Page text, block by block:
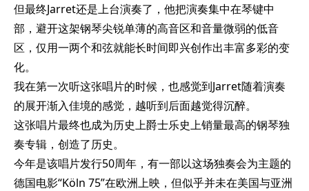
但最终Jarret还是上台演奏了，他把演奏集中在琴键中
部，避开这架钢琴尖锐单薄的高音区和音量微弱的低音
区，仅用一两个和弦就能长时间即兴创作出丰富多彩的变
化。
我在第一次听这张唱片的时候，也感觉到Jarret随着演奏
的展开渐入佳境的感觉，越听到后面越觉得沉醉。
这张唱片最终也成为历史上爵士乐史上销量最高的钢琴独
奏专辑，创造了历史。
今年是该唱片发行50周年，有一部以这场独奏会为主题的
德国电影“Köln 75”在欧洲上映，但似乎并未在美国与亚洲